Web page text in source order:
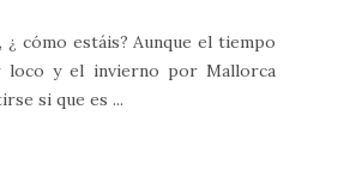
¿ cómo estáis? Aunque el tiempo
loco y el invierno por Mallorca
si que es ...